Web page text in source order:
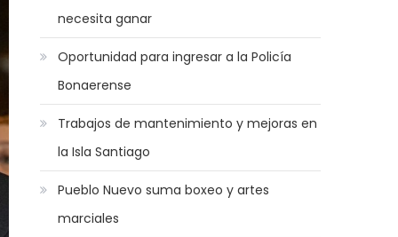
necesita ganar
Oportunidad para ingresar a la Policía
Bonaerense
Trabajos de mantenimiento y mejoras en
la Isla Santiago
Pueblo Nuevo suma boxeo y artes
marciales